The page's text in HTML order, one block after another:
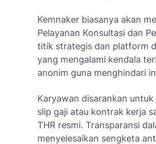
Kemnaker biasanya akan
Pelayanan Konsultasi dan
titik strategis dan platform
yang mengalami kendala
anonim guna menghindari
Karyawan disarankan
slip gaji atau kontrak kerja
THR resmi. Transparansi
menyelesaikan sengketa